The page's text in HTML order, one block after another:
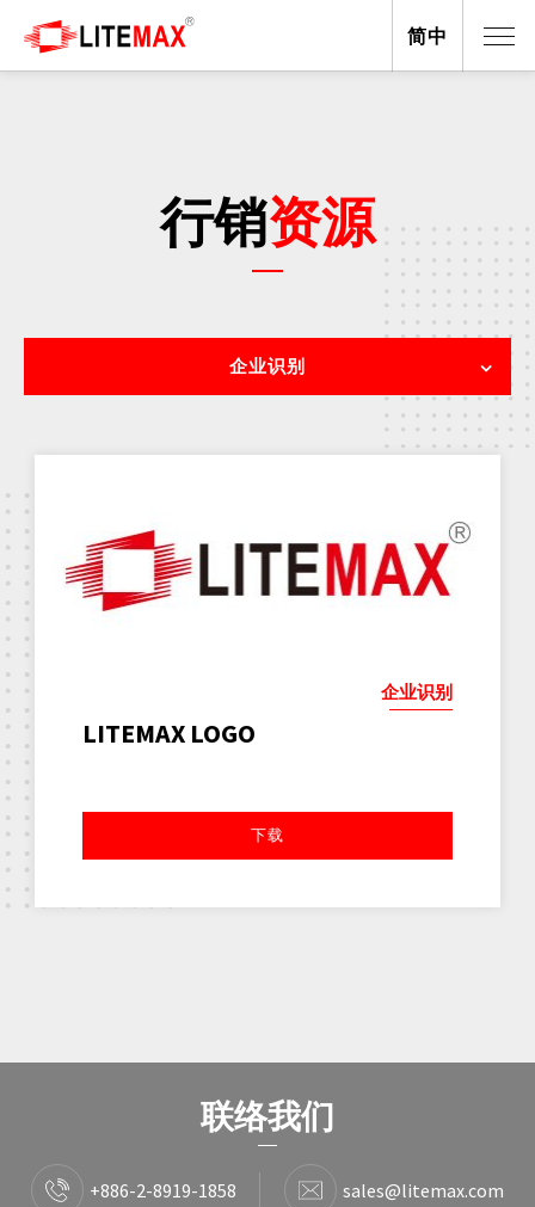
行销资源
企业识别
企业识别
LITEMAX LOGO
下载
联络我们
+886-2-8919-1858 sales@litemax.com
简中